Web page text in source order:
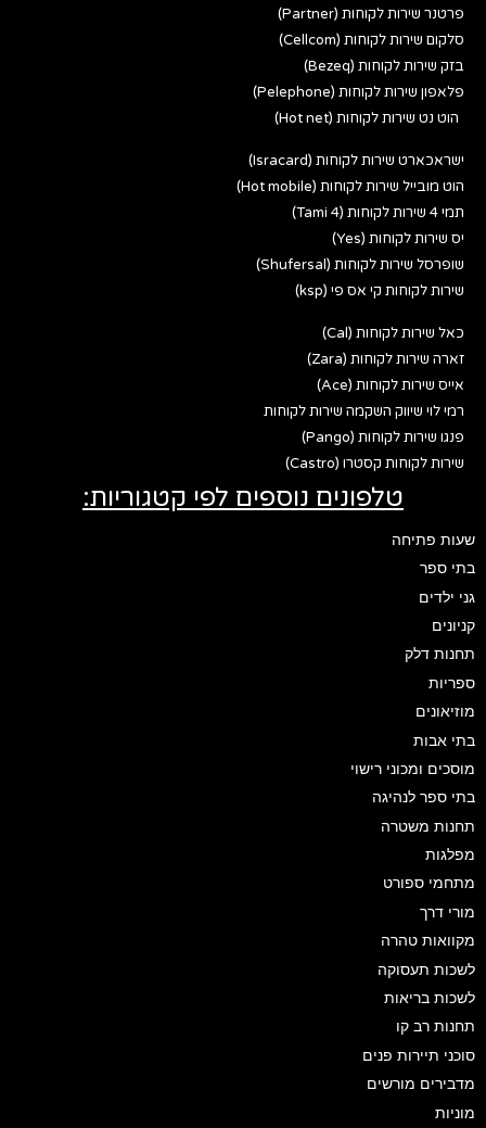
פרטנר שירות לקוחות (Partner)
סלקום שירות לקוחות (Cellcom)
בזק שירות לקוחות (Bezeq)
פלאפון שירות לקוחות (Pelephone)
הוט נט שירות לקוחות (Hot net)
ישראכארט שירות לקוחות (Isracard)
הוט מובייל שירות לקוחות (Hot mobile)
תמי 4 שירות לקוחות (Tami 4)
יס שירות לקוחות (Yes)
שופרסל שירות לקוחות (Shufersal)
שירות לקוחות קי אס פי (ksp)
כאל שירות לקוחות (Cal)
זארה שירות לקוחות (Zara)
אייס שירות לקוחות (Ace)
רמי לוי שיווק השקמה שירות לקוחות
פנגו שירות לקוחות (Pango)
שירות לקוחות קסטרו (Castro)
טלפונים נוספים לפי קטגוריות:
שעות פתיחה
בתי ספר
גני ילדים
קניונים
תחנות דלק
ספריות
מוזיאונים
בתי אבות
מוסכים ומכוני רישוי
בתי ספר לנהיגה
תחנות משטרה
מפלגות
מתחמי ספורט
מורי דרך
מקוואות טהרה
לשכות תעסוקה
לשכות בריאות
תחנות רב קו
סוכני תיירות פנים
מדבירים מורשים
מוניות